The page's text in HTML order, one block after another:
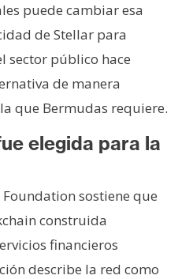
puede cambiar esa
de Stellar para
sector público hace
de manera
que Bermudas requiere.
elegida para la
sostiene que
construida
financieros
describe la red como